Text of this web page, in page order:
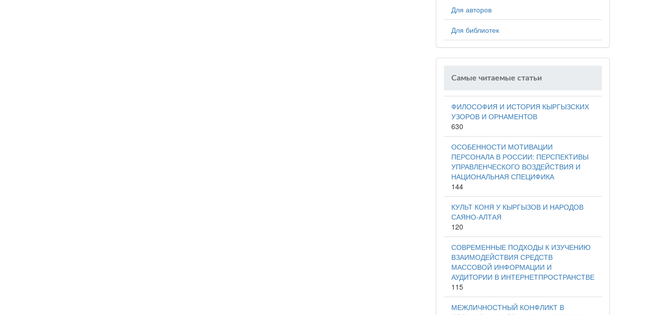
Для авторов
Для библиотек
Самые читаемые статьи
ФИЛОСОФИЯ И ИСТОРИЯ КЫРГЫЗСКИХ
УЗОРОВ И ОРНАМЕНТОВ
630
ОСОБЕННОСТИ МОТИВАЦИИ
ПЕРСОНАЛА В РОССИИ: ПЕРСПЕКТИВЫ
УПРАВЛЕНЧЕСКОГО ВОЗДЕЙСТВИЯ И
НАЦИОНАЛЬНАЯ СПЕЦИФИКА
144
КУЛЬТ КОНЯ У КЫРГЫЗОВ И НАРОДОВ
САЯНО-АЛТАЯ
120
СОВРЕМЕННЫЕ ПОДХОДЫ К ИЗУЧЕНИЮ
ВЗАИМОДЕЙСТВИЯ СРЕДСТВ
МАССОВОЙ ИНФОРМАЦИИ И
АУДИТОРИИ В ИНТЕРНЕТПРОСТРАНСТВЕ
115
МЕЖЛИЧНОСТНЫЙ КОНФЛИКТ В